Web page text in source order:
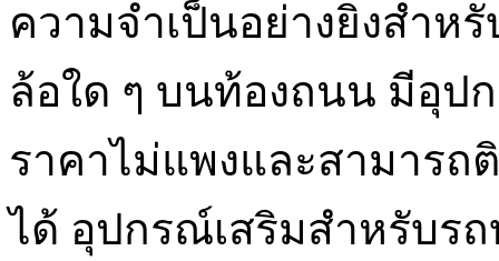
ความจำเป็นอย่างยิ่งสำ
ล้อใด ๆ บนท้องถนน มีอุป
ราคาไม่แพงและสามารถ
ได้ อุปกรณ์เสริมสำหรับรถ